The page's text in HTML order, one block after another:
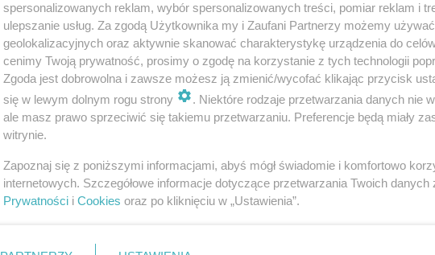
spersonalizowanych reklam, wybór spersonalizowanych treści, pomiar reklam i
ulepszanie usług. Za zgodą Użytkownika my i Zaufani Partnerzy możemy
geolokalizacyjnych oraz aktywnie skanować charakterystykę urządzenia do
cenimy Twoją prywatność, prosimy o zgodę na korzystanie z tych technologii
Zgoda jest dobrowolna i zawsze możesz ją zmienić/wycofać klikając przycisk
się w lewym dolnym rogu strony
. Niektóre rodzaje przetwarzania danych nie
ale masz prawo sprzeciwić się takiemu przetwarzaniu. Preferencje będą miały
witrynie.
Zapoznaj się z poniższymi informacjami, abyś mógł świadomie i komfortowo
internetowych. Szczegółowe informacje dotyczące przetwarzania Twoich danych
Prywatności i Cookies oraz po kliknięciu w „Ustawienia”.